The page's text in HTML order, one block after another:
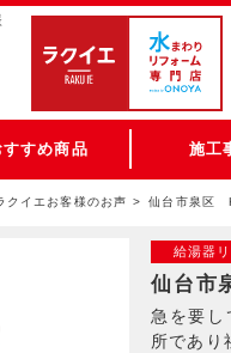
すすめ商品 施工
クイエお客様のお声 仙台市泉区
給湯器
仙台市
急を要し
所であり